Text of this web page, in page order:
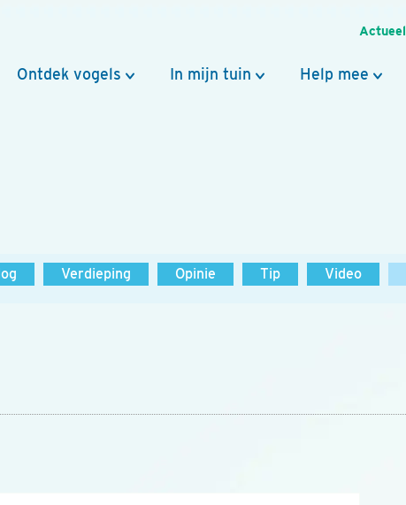
Actueel
Ontdek vogels In mijn tuin Help mee
Verdieping Opinie Tip Video